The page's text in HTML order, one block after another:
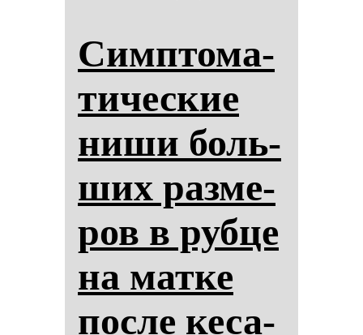
Сим­пто­ма­
ти­чес­кие
ни­ши боль­
ших раз­ме­
ров в руб­це
на мат­ке
пос­ле ке­са­